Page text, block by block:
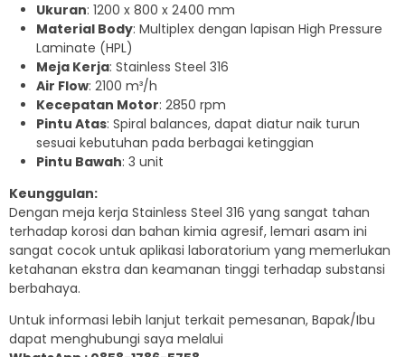
Ukuran: 1200 x 800 x 2400 mm
Material Body: Multiplex dengan lapisan High Pressure
Laminate (HPL)
Meja Kerja: Stainless Steel 316
Air Flow: 2100 m³/h
Kecepatan Motor: 2850 rpm
Pintu Atas: Spiral balances, dapat diatur naik turun
sesuai kebutuhan pada berbagai ketinggian
Pintu Bawah: 3 unit
Keunggulan:
Dengan meja kerja Stainless Steel 316 yang sangat tahan
terhadap korosi dan bahan kimia agresif, lemari asam ini
sangat cocok untuk aplikasi laboratorium yang memerlukan
ketahanan ekstra dan keamanan tinggi terhadap substansi
berbahaya.
Untuk informasi lebih lanjut terkait pemesanan, Bapak/Ibu
dapat menghubungi saya melalui